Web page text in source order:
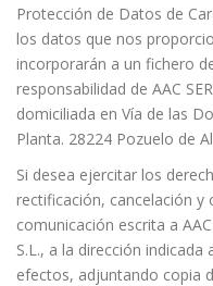
Protección de Datos de
los datos que nos
incorporarán a un fichero
responsabilidad de AAC
domiciliada en Vía de las
Planta. 28224 Pozuelo de
Si desea ejercitar los
rectificación, cancelación
comunicación escrita a AAC
S.L., a la dirección
efectos, adjuntando copia